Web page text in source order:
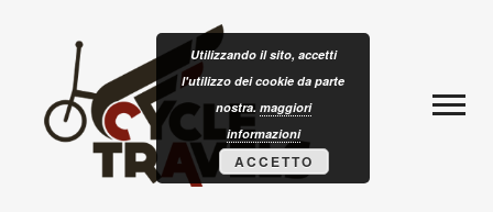
Utilizzando il sito, accetti
l'utilizzo dei cookie da parte
nostra. maggiori
informazioni
ACCETTO